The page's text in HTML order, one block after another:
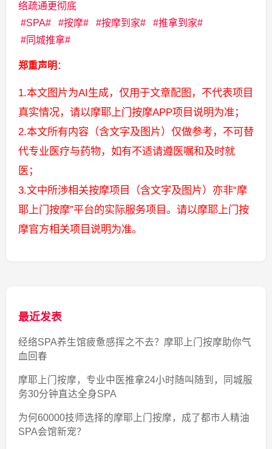
络疏通更彻底
SPA
按摩 按摩到家
推拿到家
同城推拿
郑重声明 ：
1.本文图片为AI生成，仅用于文章配图，不代表项目
真实情况，请以摩耶上门按摩APP项目说明为准；
2.本文所有内容（含文字及图片）仅做参考，不可替
代专业医疗与药物，如有不适请遵医嘱和及时就
医；
3.文中所涉相关按摩项目（含文字及图片）亦非“摩
耶上门按摩”平台的实际服务项目。请以摩耶上门按
摩官方相关项目说明为准。
最近发表
经络SPA养生馆疲惫感挥之不去？摩耶上门按摩助你气
血回春
摩耶上门按摩，专业中医推拿24小时随叫随到，同城服
务30分钟直达全身SPA
为何60000技师选择的摩耶上门按摩，成了都市人精油
SPA会馆新宠？